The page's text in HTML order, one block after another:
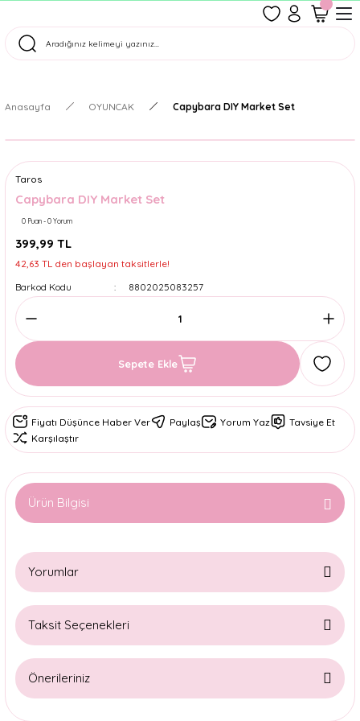
Tüm Siparişler Aynı Gün Kargoda!
Anasayfa OYUNCAK Capybara DIY Market Set
Taros
Capybara DIY Market Set
0 Puan - 0 Yorum
399,99 TL
42,63 TL den başlayan taksitlerle!
Barkod Kodu
8802025083257
Sepete Ekle
Fiyatı Düşünce Haber Ver Paylaş Yorum Yaz
Tavsiye Et
Karşılaştır
Ürün Bilgisi
Yorumlar
Taksit Seçenekleri
Önerileriniz